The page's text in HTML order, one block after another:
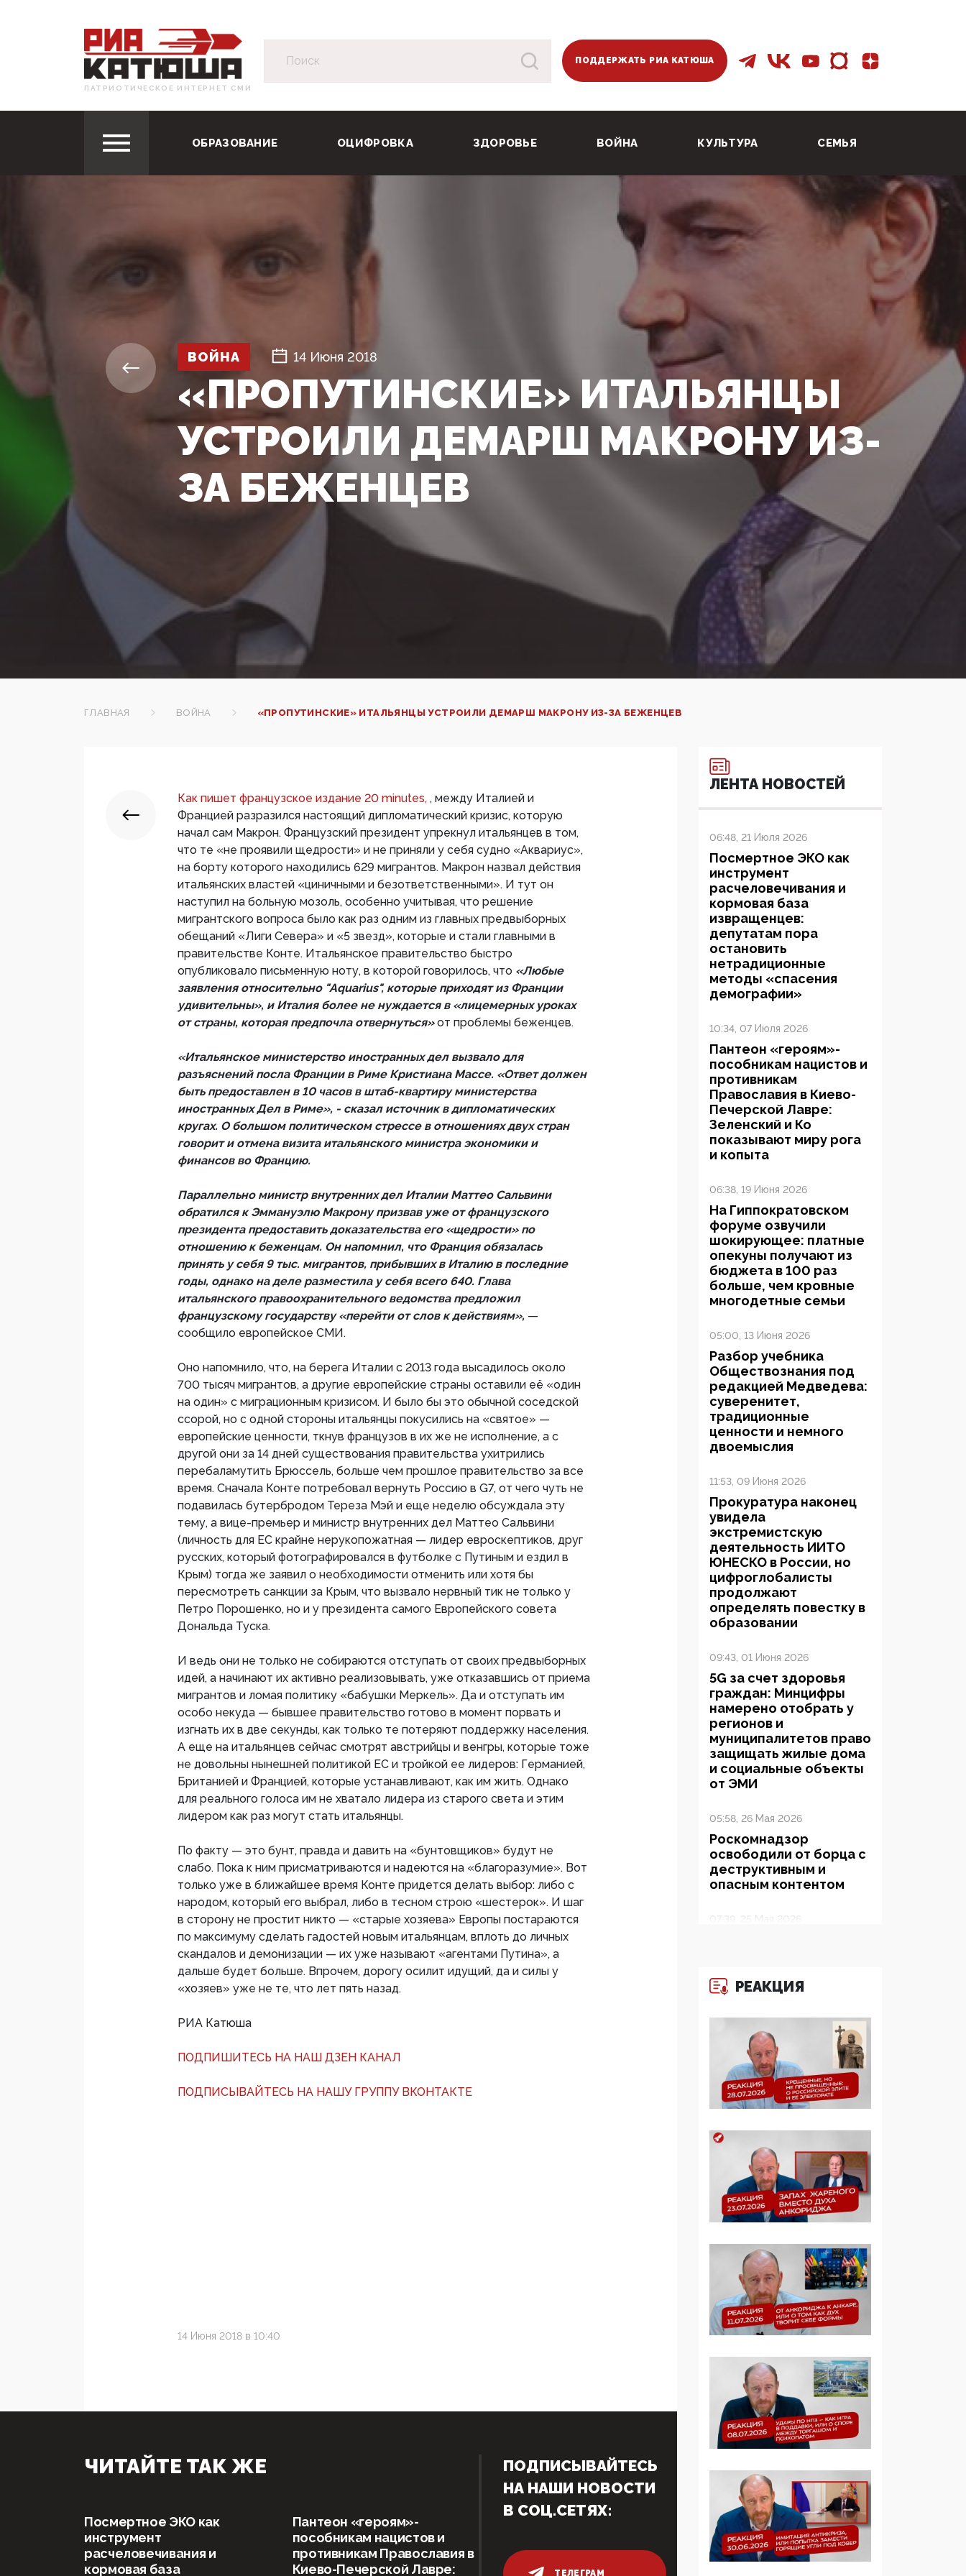
ПАТРИОТИЧЕСКОЕ ИНТЕРНЕТ СМИ
ПОДДЕРЖАТЬ РИА КАТЮША
ОБРАЗОВАНИЕ ОЦИФРОВКА ЗДОРОВЬЕ ВОЙНА КУЛЬТУРА СЕМЬЯ
ВОЙНА 14 Июня 2018
«ПРОПУТИНСКИЕ» ИТАЛЬЯНЦЫ
УСТРОИЛИ ДЕМАРШ МАКРОНУ ИЗ-
ЗА БЕЖЕНЦЕВ
ГЛАВНАЯ ВОЙНА «ПРОПУТИНСКИЕ» ИТАЛЬЯНЦЫ УСТРОИЛИ ДЕМАРШ МАКРОНУ ИЗ-ЗА БЕЖЕНЦЕВ
Как пишет французское издание 20 minutes, , между Италией и
Францией разразился настоящий дипломатический кризис, которую
начал сам Макрон. Французский президент упрекнул итальянцев в том,
что те «не проявили щедрости» и не приняли у себя судно «Аквариус»,
на борту которого находились 629 мигрантов. Макрон назвал действия
итальянских властей «циничными и безответственными». И тут он
наступил на больную мозоль, особенно учитывая, что решение
мигрантского вопроса было как раз одним из главных предвыборных
обещаний «Лиги Севера» и «5 звезд», которые и стали главными в
правительстве Конте. Итальянское правительство быстро
опубликовало письменную ноту, в которой говорилось, что «Любые
заявления относительно "Aquarius", которые приходят из Франции
удивительны», и Италия более не нуждается в «лицемерных уроках
от страны, которая предпочла отвернуться»от проблемы беженцев.
«Итальянское министерство иностранных дел вызвало для
разъяснений посла Франции в Риме Кристиана Массе. «Ответ должен
быть предоставлен в 10 часов в штаб-квартиру министерства
иностранных Дел в Риме», - сказал источник в дипломатических
кругах. О большом политическом стрессе в отношениях двух стран
говорит и отмена визита итальянского министра экономики и
финансов во Францию.
Параллельно министр внутренних дел Италии Маттео Сальвини
обратился к Эммануэлю Макрону призвав уже от французского
президента предоставить доказательства его «щедрости» по
отношению к беженцам. Он напомнил, что Франция обязалась
принять у себя 9 тыс. мигрантов, прибывших в Италию в последние
годы, однако на деле разместила у себя всего 640. Глава
итальянского правоохранительного ведомства предложил
французскому государству «перейти от слов к действиям», —
сообщило европейское СМИ.
Оно напомнило, что, на берега Италии с 2013 года высадилось около
700 тысяч мигрантов, а другие европейские страны оставили её «один
на один» с миграционным кризисом. И было бы это обычной соседской
ссорой, но с одной стороны итальянцы покусились на «святое» —
европейские ценности, ткнув французов в их же не исполнение, а с
другой они за 14 дней существования правительства ухитрились
перебаламутить Брюссель, больше чем прошлое правительство за все
время. Сначала Конте потребовал вернуть Россию в G7, от чего чуть не
подавилась бутербродом Тереза Мэй и еще неделю обсуждала эту
тему, а вице-премьер и министр внутренних дел Маттео Сальвини
(личность для ЕС крайне нерукопожатная — лидер евроскептиков, друг
русских, который фотографировался в футболке с Путиным и ездил в
Крым) тогда же заявил о необходимости отменить или хотя бы
пересмотреть санкции за Крым, что вызвало нервный тик не только у
Петро Порошенко, но и у президента самого Европейского совета
Дональда Туска.
И ведь они не только не собираются отступать от своих предвыборных
идей, а начинают их активно реализовывать, уже отказавшись от приема
мигрантов и ломая политику «бабушки Меркель». Да и отступать им
особо некуда — бывшее правительство готово в момент порвать и
изгнать их в две секунды, как только те потеряют поддержку населения.
А еще на итальянцев сейчас смотрят австрийцы и венгры, которые тоже
не довольны нынешней политикой ЕС и тройкой ее лидеров: Германией,
Британией и Францией, которые устанавливают, как им жить. Однако
для реального голоса им не хватало лидера из старого света и этим
лидером как раз могут стать итальянцы.
По факту — это бунт, правда и давить на «бунтовщиков» будут не
слабо. Пока к ним присматриваются и надеются на «благоразумие». Вот
только уже в ближайшее время Конте придется делать выбор: либо с
народом, который его выбрал, либо в тесном строю «шестерок». И шаг
в сторону не простит никто — «старые хозяева» Европы постараются
по максимуму сделать гадостей новым итальянцам, вплоть до личных
скандалов и демонизации — их уже называют «агентами Путина», а
дальше будет больше. Впрочем, дорогу осилит идущий, да и силы у
«хозяев» уже не те, что лет пять назад.
РИА Катюша
ПОДПИШИТЕСЬ НА НАШ ДЗЕН КАНАЛ
ПОДПИСЫВАЙТЕСЬ НА НАШУ ГРУППУ ВКОНТАКТЕ
14 Июня 2018 в 10:40
ЛЕНТА НОВОСТЕЙ
06:48, 21 Июля 2026
Посмертное ЭКО как
инструмент
расчеловечивания и
кормовая база
извращенцев:
депутатам пора
остановить
нетрадиционные
методы «спасения
демографии»
10:34, 07 Июля 2026
Пантеон «героям»-
пособникам нацистов и
противникам
Православия в Киево-
Печерской Лавре:
Зеленский и Ко
показывают миру рога
и копыта
06:38, 19 Июня 2026
На Гиппократовском
форуме озвучили
шокирующее: платные
опекуны получают из
бюджета в 100 раз
больше, чем кровные
многодетные семьи
05:00, 13 Июня 2026
Разбор учебника
Обществознания под
редакцией Медведева:
суверенитет,
традиционные
ценности и немного
двоемыслия
11:53, 09 Июня 2026
Прокуратура наконец
увидела
экстремистскую
деятельность ИИТО
ЮНЕСКО в России, но
цифроглобалисты
продолжают
определять повестку в
образовании
09:43, 01 Июня 2026
5G за счет здоровья
граждан: Минцифры
намерено отобрать у
регионов и
муниципалитетов право
защищать жилые дома
и социальные объекты
от ЭМИ
05:58, 26 Мая 2026
Роскомнадзор
освободили от борца с
деструктивным и
опасным контентом
07:39, 25 Мая 2026
люди» поднимают
электорат феминисток
на битву с
мужчинами-«бабуинам
05:08, 15 Мая 2026
Эзотерика,
лженаука под ширмой
защиты традиционных
ценностей: кто и с чем
выступал на форуме
«Россия 809. Традиции
будущего»
09:40, 06 Мая 2026
Симулякр патриотизма
и благолепия:
профилактика негатива
среди молодежи снова
отдана на откуп
«движперам»
03:35, 25 Апреля 2026
120 лет
парламентаризма: как
институт
народовластия
превратился в «чего
изволите» для
Правительства и АП
06:29, 15 Апреля 2026
Социальный фонд
России – пионер
РЕАКЦИЯ
ЧИТАЙТЕ ТАК ЖЕ
Посмертное ЭКО как
инструмент
расчеловечивания и
кормовая база
Пантеон «героям»-
пособникам нацистов и
противникам Православия в
Киево-Печерской Лавре:
ПОДПИСЫВАЙТЕСЬ
НА НАШИ НОВОСТИ
В СОЦ.СЕТЯХ:
ТЕЛЕГРАМ